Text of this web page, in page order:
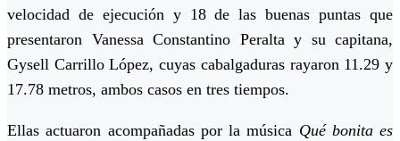
velocidad de ejecución y 18 de las buenas puntas que
presentaron Vanessa Constantino Peralta y su capitana,
Gysell Carrillo López, cuyas cabalgaduras rayaron 11.29 y
17.78 metros, ambos casos en tres tiempos.
Ellas actuaron acompañadas por la música Qué bonita es